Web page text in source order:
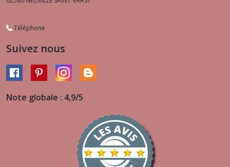
Téléphone
Suivez nous
Note globale : 4,9/5